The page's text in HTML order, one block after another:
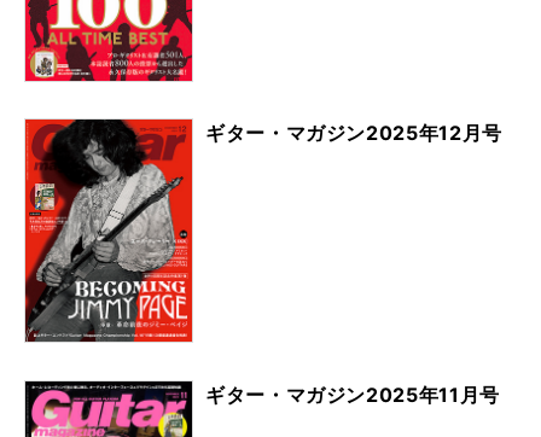
ギター・マガジン2025年12月号
ギター・マガジン2025年11月号